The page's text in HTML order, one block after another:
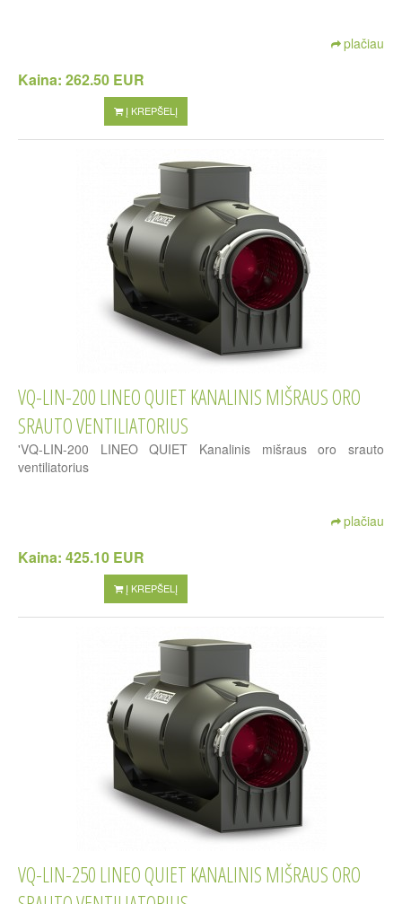
plačiau
Kaina: 262.50 EUR
Į KREPŠELĮ
VQ-LIN-200 LINEO QUIET KANALINIS MIŠRAUS ORO
SRAUTO VENTILIATORIUS
'VQ-LIN-200 LINEO QUIET Kanalinis mišraus oro srauto
ventiliatorius
plačiau
Kaina: 425.10 EUR
Į KREPŠELĮ
VQ-LIN-250 LINEO QUIET KANALINIS MIŠRAUS ORO